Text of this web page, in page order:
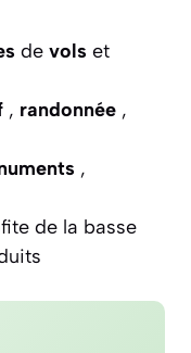
de vols et
, randonnée ,
,
de la basse